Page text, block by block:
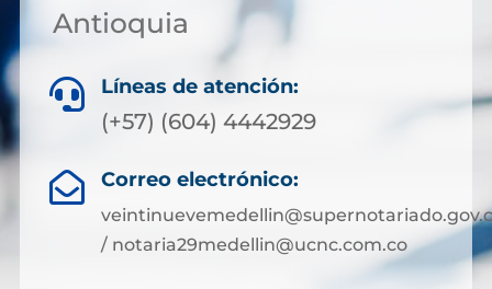
Antioquia
 Líneas de atención:
(+57) (604) 4442929
 Correo electrónico:
/ notaria29medellin@ucnc.com.co